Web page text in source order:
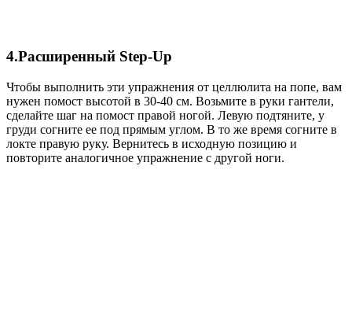
4.Расширенный Step-Up
Чтобы выполнить эти упражнения от целлюлита на попе, вам
нужен помост высотой в 30-40 см. Возьмите в руки гантели,
сделайте шаг на помост правой ногой. Левую подтяните, у
груди согните ее под прямым углом. В то же время согните в
локте правую руку. Вернитесь в исходную позицию и
повторите аналогичное упражнение с другой ноги.